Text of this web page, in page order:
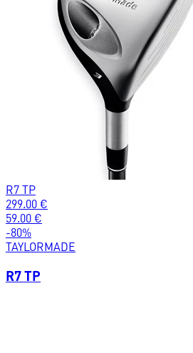
R7 TP
299.00 €
59.00 €
-80%
TAYLORMADE
R7 TP